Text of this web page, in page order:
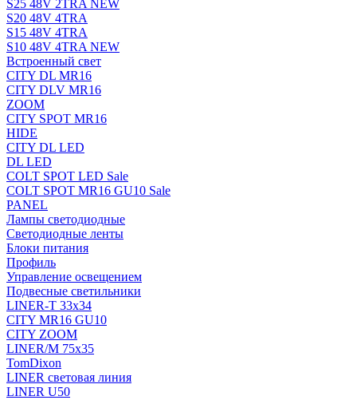
S25 48V 2TRA NEW
S20 48V 4TRA
S15 48V 4TRA
S10 48V 4TRA NEW
Встроенный свет
CITY DL MR16
CITY DLV MR16
ZOOM
CITY SPOT MR16
HIDE
CITY DL LED
DL LED
COLT SPOT LED Sale
COLT SPOT MR16 GU10 Sale
PANEL
Лампы светодиодные
Светодиодные ленты
Блоки питания
Профиль
Управление освещением
Подвесные светильники
LINER-T 33x34
CITY MR16 GU10
CITY ZOOM
LINER/M 75х35
TomDixon
LINER световая линия
LINER U50